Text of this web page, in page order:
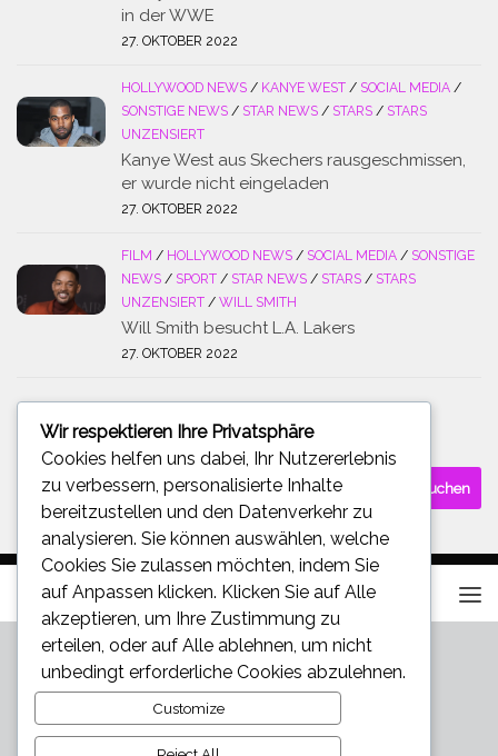
in der WWE
27. OKTOBER 2022
HOLLYWOOD NEWS / KANYE WEST / SOCIAL MEDIA /
SONSTIGE NEWS / STAR NEWS / STARS / STARS
UNZENSIERT
Kanye West aus Skechers rausgeschmissen,
er wurde nicht eingeladen
27. OKTOBER 2022
FILM / HOLLYWOOD NEWS / SOCIAL MEDIA / SONSTIGE
NEWS / SPORT / STAR NEWS / STARS / STARS
UNZENSIERT / WILL SMITH
Will Smith besucht L.A. Lakers
27. OKTOBER 2022
Suchen
nach:
Wir respektieren Ihre Privatsphäre
Cookies helfen uns dabei, Ihr Nutzererlebnis
zu verbessern, personalisierte Inhalte
bereitzustellen und den Datenverkehr zu
analysieren. Sie können auswählen, welche
Cookies Sie zulassen möchten, indem Sie
auf Anpassen klicken. Klicken Sie auf Alle
akzeptieren , um Ihre Zustimmung zu
erteilen, oder auf Alle ablehnen , um nicht
unbedingt erforderliche Cookies abzulehnen.
Customize